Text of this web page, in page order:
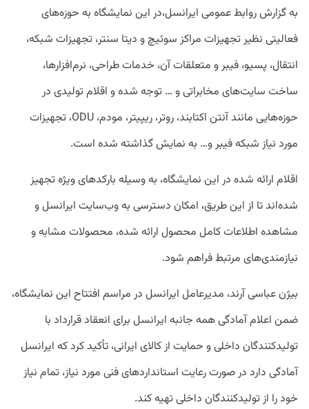
به گزارش روابط عمومی ایرانسل،در این نمایشگاه به حوزه‌های
فعالیتی نظیر تجهیزات مراکز سوئیچ و دیتا سنتر، تجهیزات شبکه،
انتقال، پسیو، فیبر و متعلقات آن، خدمات طراحی، نرم‌افزارها،
ساخت ‌سایت‌های مخابراتی و … توجه شده و اقلام تولیدی در
حوزه‌هایی مانند آنتن اکتابند، روتر، ریپیتر، مودم، ODU، تجهیزات
مورد نیاز شبکه فیبر و… به نمایش گذاشته شده است.
اقلام ارائه شده در این نمایشگاه، به وسیله بارکدهای ویژه تجهیز
شده‌اند تا از این طریق، امکان دسترسی به وب‌سایت ایرانسل و
مشاهده اطلاعات کامل محصول ارائه شده، محصولات مشابه و
نیازمندی‌های مرتبط فراهم شود.
بیژن عباسی آرند، مدیرعامل ایرانسل در مراسم افتتاح این نمایشگاه،
ضمن اعلام آمادگی همه جانبه ایرانسل برای انعقاد قرارداد با
تولیدکنندگان داخلی و حمایت از کالای ایرانی، تأکید کرد که ایرانسل
آمادگی دارد در صورت رعایت استانداردهای فنی مورد نیاز، تمام نیاز
خود را از تولیدکنندگان داخلی تهیه کند.